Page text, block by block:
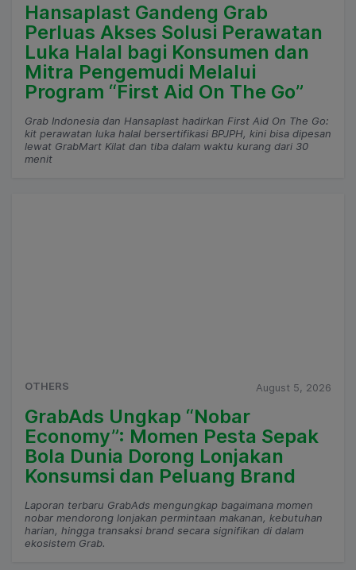
Hansaplast Gandeng Grab
Perluas Akses Solusi Perawatan
Luka Halal bagi Konsumen dan
Mitra Pengemudi Melalui
Program “First Aid On The Go”
Grab Indonesia dan Hansaplast hadirkan First Aid On The Go:
kit perawatan luka halal bersertifikasi BPJPH, kini bisa dipesan
lewat GrabMart Kilat dan tiba dalam waktu kurang dari 30
menit
OTHERS August 5, 2026
GrabAds Ungkap “Nobar
Economy”: Momen Pesta Sepak
Bola Dunia Dorong Lonjakan
Konsumsi dan Peluang Brand
Laporan terbaru GrabAds mengungkap bagaimana momen
nobar mendorong lonjakan permintaan makanan, kebutuhan
harian, hingga transaksi brand secara signifikan di dalam
ekosistem Grab.